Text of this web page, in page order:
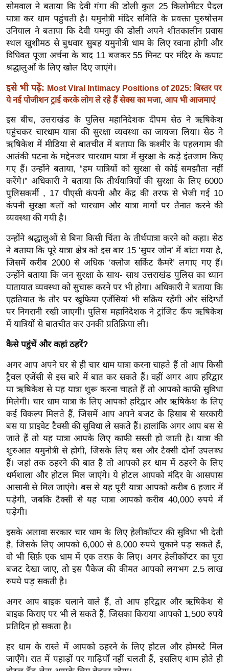
न्यू
ज
ब्री
फ
म
रं
ज
न
ज
ग
त
बॉ
ली
वु
ड
ली
वु
ड
फि
ल्म
स
मी
क्षा
r
e
a
k
n
g
N
e
w
s
ला
इ
फ
स्टा
इ
ल
टे
क्नॉ
लॉ
ब्यू
टी
सोमवाल ने बताया कि देवी गंगा की डोली कुल 25 किलोमीटर पैदल
यात्रा कर धाम पहुंचती है। यमुनोत्री मंदिर समिति के प्रवक्ता पुरुषोत्तम
उनियाल ने बताया कि देवी यमनुा की डोली अपने शीतकालीन प्रवास
स्थल खुशीमठ से बुधवार सुबह यमुनोत्री धाम के लिए रवाना होगी और
विधिवत पूजा अर्चना के बाद 11 बजकर 55 मिनट पर मंदिर के कपाट
श्रद्धालुओं के लिए खोल दिए जाएंगे।
इसे भी पढ़ें: Most Viral Intimacy Positions of 2025: बिस्तर पर
ये नई पोजीशन ट्राई करके लोग ले रहे हैं सेक्स का मजा, आप भी आजमाएं
इस बीच, उत्तराखंड के पुलिस महानिदेशक दीपम सेठ ने ऋषिकेश
पहुंचकर चारधाम यात्रा की सुरक्षा व्यवस्था का जायजा लिया। सेठ ने
ऋषिकेश में मीडिया से बातचीत में बताया कि कश्मीर के पहलगाम की
आतंकी घटना के मद्देनजर चारधाम यात्रा में सुरक्षा के कड़े इंतजाम किए
गए हैं। उन्होंने बताया, “हम यात्रियों को सुरक्षा से कोई समझौता नहीं
करेंगे।” अधिकारी ने बताया कि तीर्थयात्रियों की सुरक्षा के लिए 6000
पुलिसकर्मी , 17 पीएसी कंपनी और केंद्र की तरफ से भेजी गई 10
कंपनी सुरक्षा बलों को चारधाम और यात्रा मार्गों पर तैनात करने की
व्यवस्था की गयी है।
उन्होंने श्रद्धालुओं से बिना किसी चिंता के तीर्थयात्रा करने को कहा। सेठ
ने बताया कि पूरे यात्रा क्षेत्र को इस बार 15 ‘सुपर जोन’ में बांटा गया है,
जिसमें करीब 2000 से अधिक ‘क्लोज सर्किट कैमरे’ लगाए गए हैं।
उन्होंने बताया कि जन सुरक्षा के साथ- साथ उत्तराखंड पुलिस का ध्यान
यातायात व्यवस्था को सुचारू करने पर भी होगा। अधिकारी ने बताया कि
एहतियात के तौर पर खुफिया एजेंसियां भी सक्रिय रहेंगी और संदिग्धों
पर निगरानी रखी जाएगी। पुलिस महानिदेशक ने ट्रांजिट कैंप ऋषिकेश
में यात्रियों से बातचीत कर उनकी प्रतिक्रिया ली।
कैसे पहुंचें और कहां ठहरें?
अगर आप अपने घर से ही चार धाम यात्रा करना चाहते हैं तो आप किसी
ट्रैवल एजेंसी से इस बारे में बात कर सकते हैं। वहीं अगर आप हरिद्वार
या ऋषिकेश से यह यात्रा शुरू करना चाहते हैं तो आपको काफी सुविधा
मिलेगी। चार धाम यात्रा के लिए आपको हरिद्वार और ऋषिकेश के लिए
कई विकल्प मिलते हैं, जिसमें आप अपने बजट के हिसाब से सरकारी
बस या प्राइवेट टैक्सी की सुविधा ले सकते हैं। हालांकि अगर आप बस से
जाते हैं तो यह यात्रा आपके लिए काफी सस्ती हो जाती है। यात्रा की
शुरुआत यमुनोत्री से होगी, जिसके लिए बस और टैक्सी दोनों उपलब्ध
हैं। जहां तक ​​ठहरने की बात है तो आपको हर धाम में ठहरने के लिए
धर्मशाला और होटल मिल जाएंगे। ये होटल आपको मंदिर के आसपास
आसानी से मिल जाएंगे। बस से यह पूरी यात्रा आपको करीब 6 हजार में
पड़ेगी, जबकि टैक्सी से यह यात्रा आपको करीब 40,000 रुपये में
पड़ेगी।
इसके अलावा सरकार चार धाम के लिए हेलीकॉप्टर की सुविधा भी देती
है, जिसके लिए आपको 6,000 से 8,000 रुपये चुकाने पड़ सकते हैं,
वो भी सिर्फ़ एक धाम में एक तरफ़ के लिए। अगर हेलीकॉप्टर का पूरा
बजट देखा जाए, तो इस पैकेज की कीमत आपको लगभग 2.5 लाख
रुपये पड़ सकती है।
अगर आप बाइक चलाने वाले हैं, तो आप हरिद्वार और ऋषिकेश से
बाइक किराए पर भी ले सकते हैं, जिसका किराया आपको 1,500 रुपये
प्रतिदिन हो सकता है।
हर धाम के रास्ते में आपको ठहरने के लिए होटल और होमस्टे मिल
जाएँगे। रात में पहाड़ों पर गाड़ियाँ नहीं चलती हैं, इसलिए शाम होते ही